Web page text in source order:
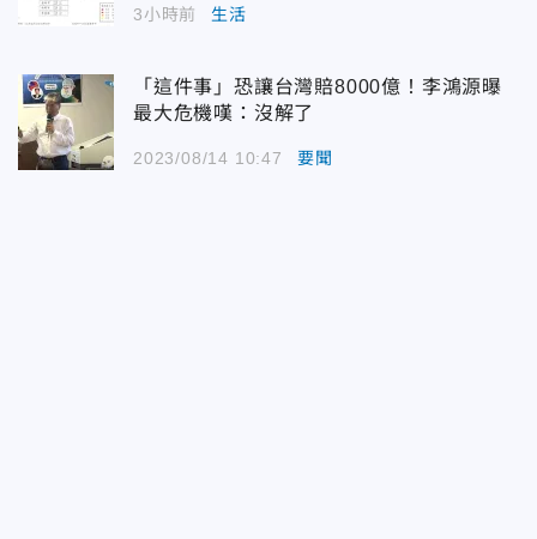
3小時前 生活
「這件事」恐讓台灣賠8000億！李鴻源曝
最大危機嘆：沒解了
2023/08/14 10:47 要聞